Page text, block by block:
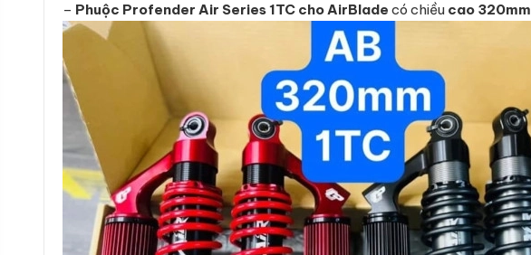
– Phuộc Profender Air Series 1TC cho AirBlade có chiều cao 320mm